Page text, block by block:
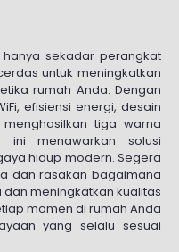
hanya sekadar perangkat
untuk meningkatkan
rumah Anda. Dengan
efisiensi energi, desain
tiga warna
menawarkan solusi
hidup modern. Segera
dan rasakan bagaimana
meningkatkan kualitas
momen di rumah Anda
yang selalu sesuai